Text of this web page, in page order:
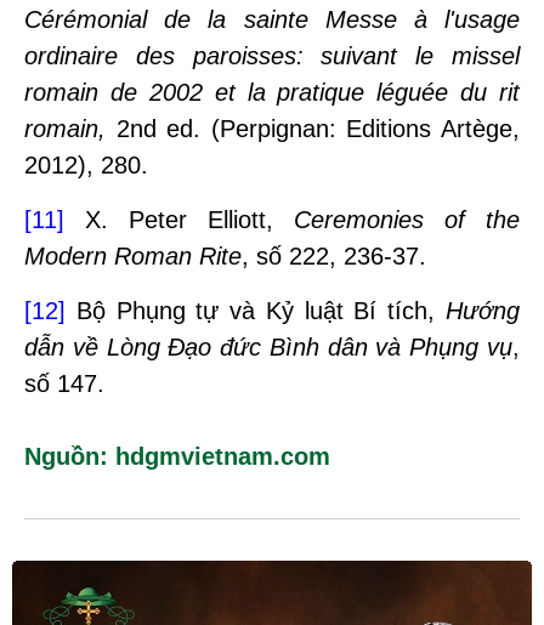
Cérémonial de la sainte Messe
à l'usage
ordinaire des paroisses: suivant le missel
romain de 2002 et la pratique léguée du rit
romain, 2nd ed. (Perpignan: Editions Artège,
2012), 280.
[11] X. Peter Elliott, Ceremonies of the
Modern Roman Rite, số 222, 236-37.
[12] Bộ Phụng tự và Kỷ luật Bí tích, Hướng
dẫn về Lòng Đạo đức Bình dân và Phụng vụ,
số 147.
Nguồn: hdgmvietnam.com